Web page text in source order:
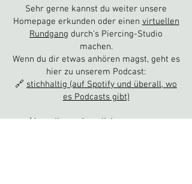
Sehr gerne kannst du weiter unsere
Homepage erkunden oder einen virtuellen
Rundgang durch's Piercing-Studio
machen.
Wenn du dir etwas anhören magst, geht es
hier zu unserem Podcast:
🔗 stichhaltig (auf Spotify und überall, wo
es Podcasts gibt)
(du wolltest eigentlich zu unserem